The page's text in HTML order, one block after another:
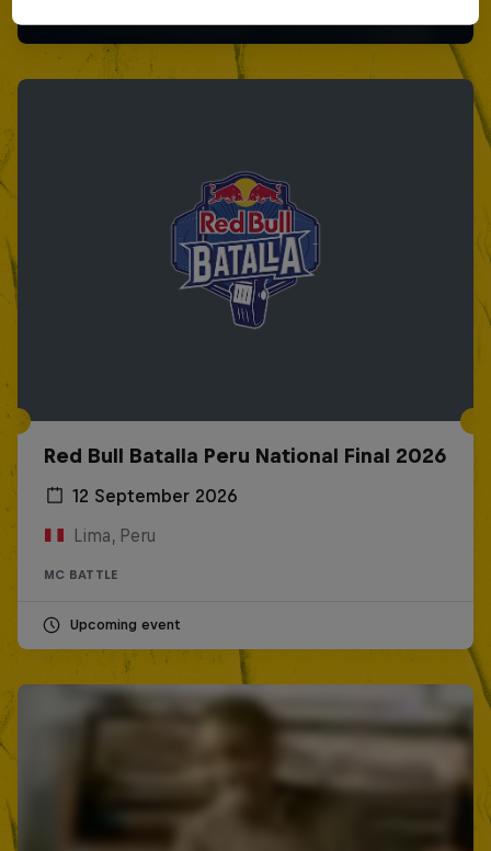
Red Bull Batalla Peru National Final 2026
12 September 2026
Lima, Peru
MC BATTLE
Upcoming event